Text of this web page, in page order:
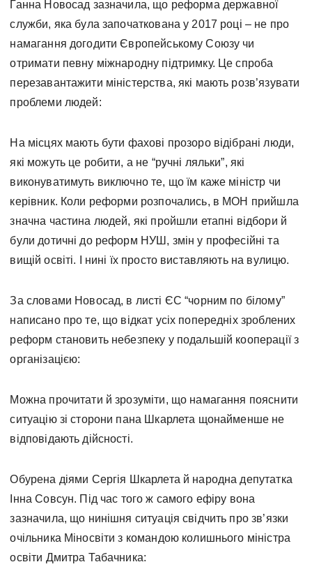
Ганна Новосад зазначила, що реформа державної
служби, яка була започаткована у 2017 році – не про
намагання догодити Європейському Союзу чи
отримати певну міжнародну підтримку. Це спроба
перезавантажити міністерства, які мають розв’язувати
проблеми людей:
На місцях мають бути фахові прозоро відібрані люди,
які можуть це робити, а не “ручні ляльки”, які
виконуватимуть виключно те, що їм каже міністр чи
керівник. Коли реформи розпочались, в МОН прийшла
значна частина людей, які пройшли етапні відбори й
були дотичні до реформ НУШ, змін у професійні та
вищій освіті. І нині їх просто виставляють на вулицю.
За словами Новосад, в листі ЄС “чорним по білому”
написано про те, що відкат усіх попередніх зроблених
реформ становить небезпеку у подальшій кооперації з
організацією:
Можна прочитати й зрозуміти, що намагання пояснити
ситуацію зі сторони пана Шкарлета щонайменше не
відповідають дійсності.
Обурена діями Сергія Шкарлета й народна депутатка
Інна Совсун. Під час того ж самого ефіру вона
зазначила, що нинішня ситуація свідчить про зв’язки
очільника Міносвіти з командою колишнього міністра
освіти Дмитра Табачника: